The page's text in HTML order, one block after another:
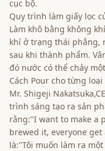
cục bộ.
Quy trình làm giấy lọc
Làm khô bằng không
khí ở trạng thái phẳng,
sau khi thành phẩm.
đó nước có thể chảy
Cách Pour cho từng loại
Mr. Shigeji
trình sáng tạo ra sản
rằng:"I want to make a
brewed it, everyone get
là:"Tôi muốn làm ra